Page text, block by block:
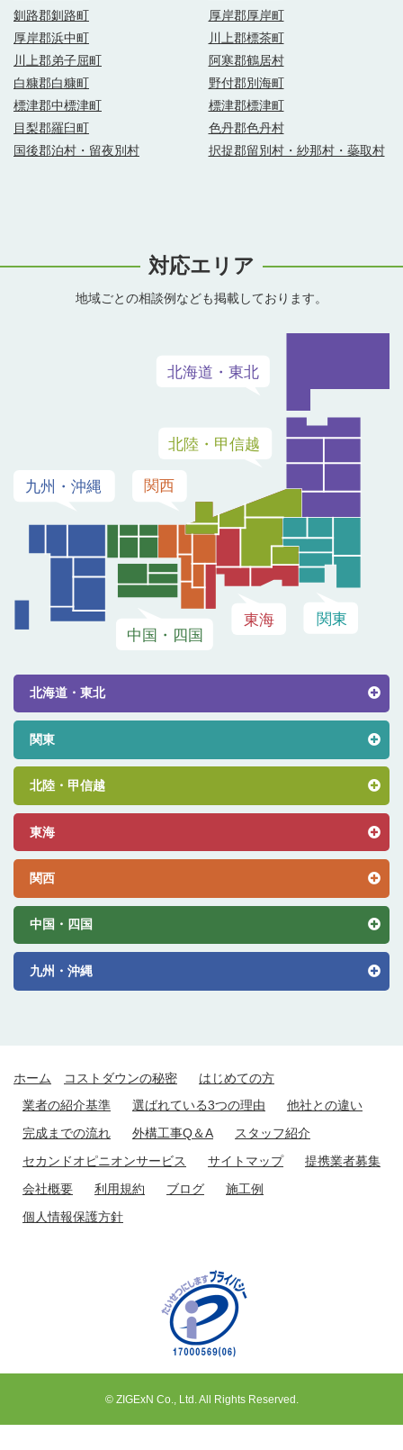
釧路郡釧路町
厚岸郡厚岸町
厚岸郡浜中町
川上郡標茶町
川上郡弟子屈町
阿寒郡鶴居村
白糠郡白糠町
野付郡別海町
標津郡中標津町
標津郡標津町
目梨郡羅臼町
色丹郡色丹村
国後郡泊村・留夜別村
択捉郡留別村・紗那村・蘂取村
対応エリア
地域ごとの相談例なども掲載しております。
北海道・東北
関東
北陸・甲信越
東海
関西
中国・四国
九州・沖縄
ホーム コストダウンの秘密
はじめての方
業者の紹介基準
選ばれている3つの理由
他社との違い
完成までの流れ
外構工事Q＆A
スタッフ紹介
セカンドオピニオンサービス
サイトマップ
提携業者募集
会社概要
利用規約 ブログ
施工例
個人情報保護方針
© ZIGExN Co., Ltd. All Rights Reserved.